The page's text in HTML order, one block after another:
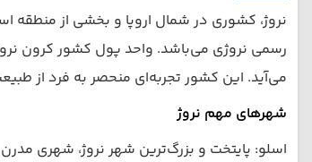
نروژ، کشوری در شمال اروپا و بخشی از منطقه
می‌آید. این کشور تجربه‌ای منحصر به فرد از
شهرهای مهم نروژ
اسلو: پایتخت و بزرگ‌ترین شهر نروژ، شهری